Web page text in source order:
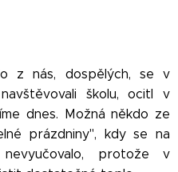
z nás, dospělých, se v
školu, ocitl v
dnes. Možná někdo ze
prázdniny", kdy se na
protože v